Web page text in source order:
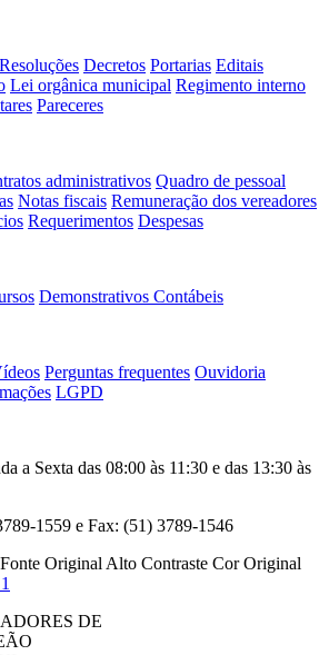
Resoluções Decretos Portarias Editais
Lei orgânica municipal Regimento interno
Pareceres
administrativos Quadro de pessoal
Notas fiscais Remuneração dos vereadores
Requerimentos Despesas
Demonstrativos Contábeis
Perguntas frequentes Ouvidoria
LGPD
a Sexta das 08:00 às 11:30 e das 13:30 às
1559 e Fax: (51) 3789-1546
Fonte Original Alto Contraste Cor Original
DE